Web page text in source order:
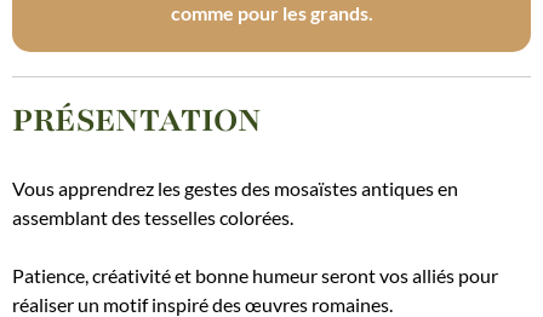
comme pour les grands.
PRÉSENTATION
Vous apprendrez les gestes des mosaïstes antiques en
assemblant des tesselles colorées.
Patience, créativité et bonne humeur seront vos alliés pour
réaliser un motif inspiré des œuvres romaines.